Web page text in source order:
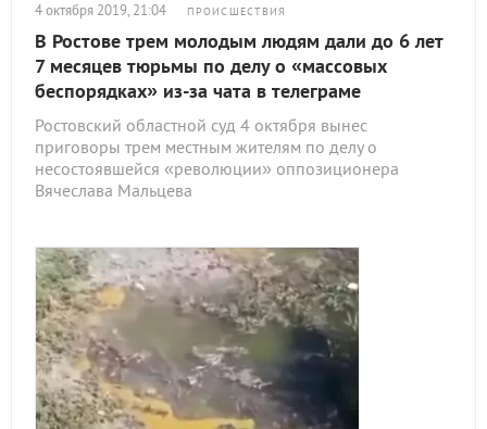
4 октября 2019, 21:04 ПРОИСШЕСТВИЯ
В Ростове трем молодым людям дали до 6 лет
7 месяцев тюрьмы по делу о «массовых
беспорядках» из-за чата в телеграме
Ростовский областной суд 4 октября вынес
приговоры трем местным жителям по делу о
несостоявшейся «революции» оппозиционера
Вячеслава Мальцева